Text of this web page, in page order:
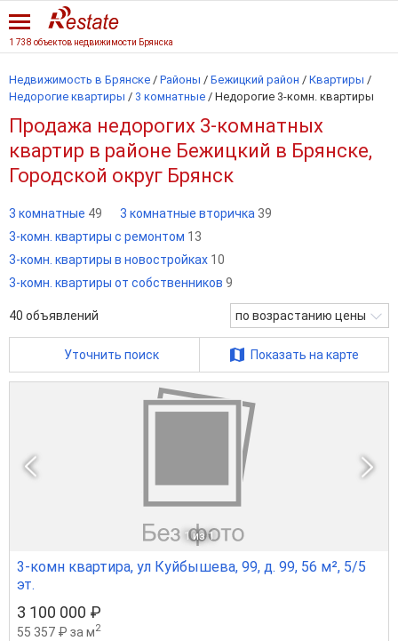
1 738 объектов недвижимости Брянска
Недвижимость в Брянске / Районы / Бежицкий район / Квартиры /
Недорогие квартиры / 3 комнатные / Недорогие 3-комн. квартиры
Продажа недорогих 3-комнатных
квартир в районе Бежицкий в Брянске,
Городской округ Брянск
3 комнатные 49 3 комнатные вторичка 39
3-комн. квартиры с ремонтом 13
3-комн. квартиры в новостройках 10
3-комн. квартиры от собственников 9
40 объявлений по возрастанию цены
Уточнить поиск Показать на карте
1 из 1
3-комн квартира, ул Куйбышева, 99, д. 99, 56 м², 5/5
эт.
3 100 000 ₽
55 357 ₽ за м2